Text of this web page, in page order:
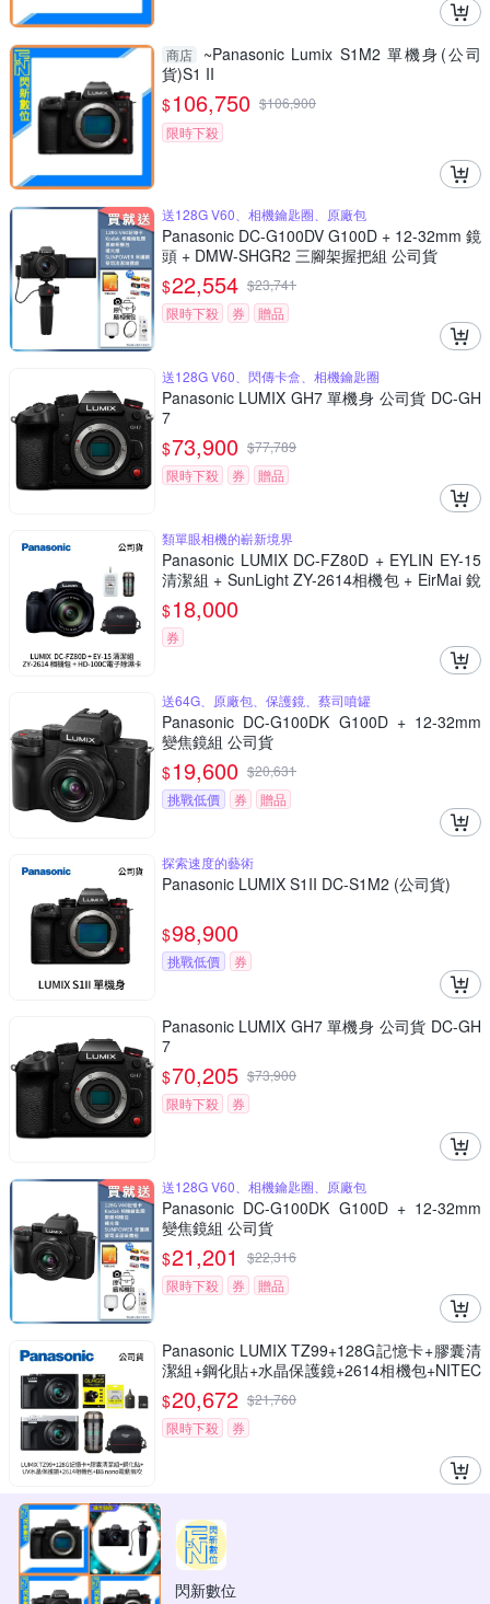
商店
~Panasonic Lumix S1M2 單機身(公司
貨)S1 II
$106,750 $106,900
限時下殺
送128G V60、相機鑰匙圈、原廠包
Panasonic DC-G100DV G100D + 12-32mm 鏡
頭 + DMW-SHGR2 三腳架握把組 公司貨
$22,554 $23,741
限時下殺
券 贈品
送128G V60、閃傳卡盒、相機鑰匙圈
Panasonic LUMIX GH7 單機身 公司貨 DC-GH
7
$73,900 $77,789
限時下殺
券 贈品
類單眼相機的嶄新境界
Panasonic LUMIX DC-FZ80D + EYLIN EY-15
清潔組 + SunLight ZY-2614相機包 + EirMai 銳
瑪 HD-100C電子除濕卡 FZ80D (公司貨)
$18,000
券
送64G、原廠包、保護鏡、蔡司噴罐
Panasonic DC-G100DK G100D + 12-32mm
變焦鏡組 公司貨
$19,600 $20,631
挑戰低價
券 贈品
探索速度的藝術
Panasonic LUMIX S1II DC-S1M2 (公司貨)
$98,900
挑戰低價 券
Panasonic LUMIX GH7 單機身 公司貨 DC-GH
7
$70,205 $73,900
限時下殺
券
送128G V60、相機鑰匙圈、原廠包
Panasonic DC-G100DK G100D + 12-32mm
變焦鏡組 公司貨
$21,201 $22,316
限時下殺
券 贈品
Panasonic LUMIX TZ99+128G記憶卡+膠囊清
潔組+鋼化貼+水晶保護鏡+2614相機包+NITEC
ORE BB nano 迷你電動氣吹(公司貨)
$20,672 $21,760
限時下殺
券
閃新數位